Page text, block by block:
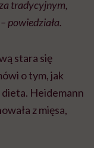
tradycyjnym,
powiedziała.
stara się
o tym, jak
Heidemann
z mięsa,